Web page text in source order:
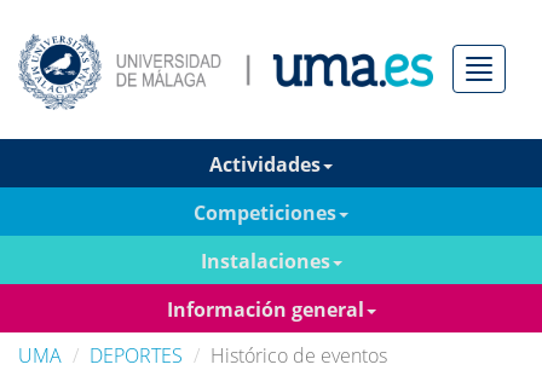
Menú
Actividades
Competiciones
Instalaciones
Información general
UMA
DEPORTES Histórico de eventos